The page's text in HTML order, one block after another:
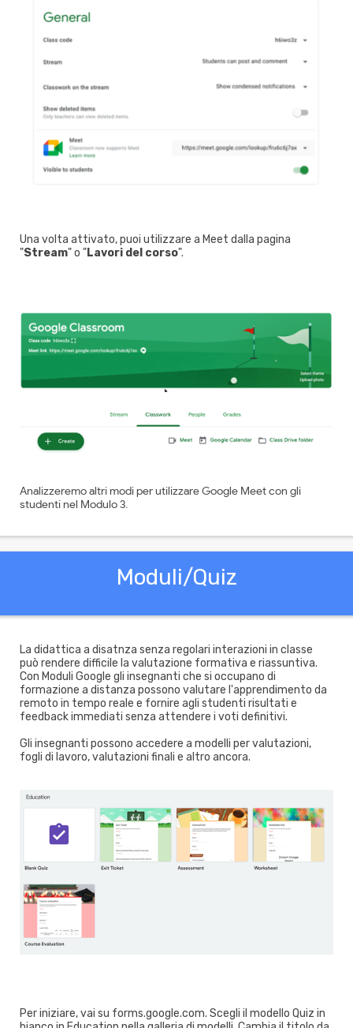
Una volta attivato, puoi utilizzare a Meet dalla pagina
"Stream" o "Lavori del corso".
Analizzeremo altri modi per utilizzare Google Meet con gli
studenti nel Modulo 3.
Moduli/Quiz
La didattica a disatnza senza regolari interazioni in classe
può rendere difficile la valutazione formativa e riassuntiva.
Con Moduli Google gli insegnanti che si occupano di
formazione a distanza possono valutare l'apprendimento da
remoto in tempo reale e fornire agli studenti risultati e
feedback immediati senza attendere i voti definitivi.
Gli insegnanti possono accedere a modelli per valutazioni,
fogli di lavoro, valutazioni finali e altro ancora.
Per iniziare, vai su forms.google.com. Scegli il modello Quiz in